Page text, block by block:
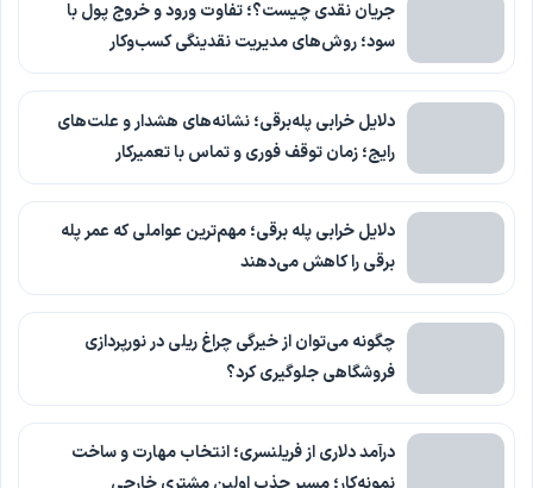
جریان نقدی چیست؟؛ تفاوت ورود و خروج پول با
سود؛ روش‌های مدیریت نقدینگی کسب‌وکار
دلایل خرابی پله‌برقی؛ نشانه‌های هشدار و علت‌های
رایج؛ زمان توقف فوری و تماس با تعمیرکار
دلایل خرابی پله برقی؛ مهم‌ترین عواملی که عمر پله
برقی را کاهش می‌دهند
چگونه می‌توان از خیرگی چراغ ریلی در نورپردازی
فروشگاهی جلوگیری کرد؟
درآمد دلاری از فریلنسری؛ انتخاب مهارت و ساخت